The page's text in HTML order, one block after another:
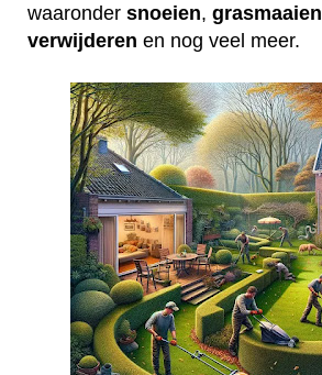
waaronder snoeien, grasmaaien
verwijderen en nog veel meer.